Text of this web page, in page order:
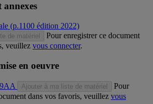
annexes
(p.1100 édition 2022)
de matériel
Pour enregistrer ce document
veuillez vous connecter.
en oeuvre
Ajouter à ma liste de matériel
Pour
dans vos favoris, veuillez vous